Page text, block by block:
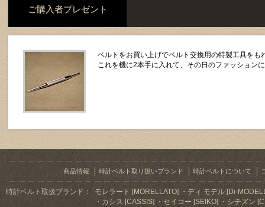
ご購入者プレゼント
ベルトをお買い上げでベルト交換用の特製工具をも
これを機に2本手に入れて、その日のファッション
商品情報 時計ベルト取り扱いブランド 時計ベルトについて
時計ベルト取扱ブランド： モレラート [MORELLATO]
ディ モデル [Di-
カシス [CASSIS]
セイコー [SEIKO]
シチズン